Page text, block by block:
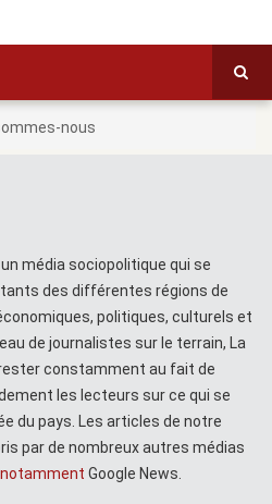
nous
média sociopolitique qui se
des différentes régions de
politiques, culturels et
de journalistes sur le terrain, La
constamment au fait de
les lecteurs sur ce qui se
du pays. Les articles de notre
par de nombreux autres médias
notamment Google News.